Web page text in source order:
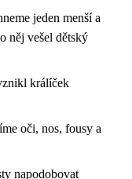
jeden menší a
něj vešel dětský
králíček
oči, nos, fousy a
napodobovat